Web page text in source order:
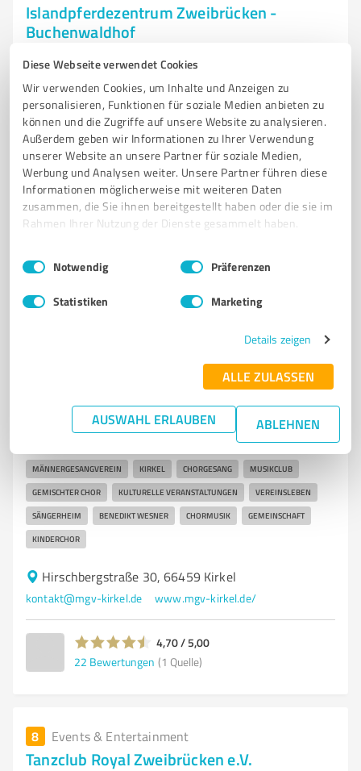
Diese Webseite verwendet Cookies
Wir verwenden Cookies, um Inhalte und Anzeigen zu
personalisieren, Funktionen für soziale Medien anbieten zu
können und die Zugriffe auf unsere Website zu analysieren.
Außerdem geben wir Informationen zu Ihrer Verwendung
unserer Website an unsere Partner für soziale Medien,
Werbung und Analysen weiter. Unsere Partner führen diese
Informationen möglicherweise mit weiteren Daten
zusammen, die Sie ihnen bereitgestellt haben oder die sie im
Rahmen Ihrer Nutzung der Dienste gesammelt haben.
Impressum Datenschutzbestimmungen
Einwilligungsauswahl
Notwendig Präferenzen
Statistiken Marketing
Details zeigen
ALLE ZULASSEN
AUSWAHL ERLAUBEN ABLEHNEN
Islandpferdezentrum Zweibrücken -
Buchenwaldhof
Islandpferdezentrum Zweibrücken - Ihre
ISLANDPFERDEZENTRUM ZWEIBRÜCKEN REITSPORTANLAGE ZUCHT
VERKAUFSPFERDE BERITT REITSTUNDEN JUNGPFERDEAUSBILDUNG
ZUCHTHENGSTE PFERDELIEBE FOHLENBEURTEILUNG
REITERGEMEINSCHAFT
Am Buchenwaldhof 2, 66482 Zweibrücken
4,00 / 5,00
54 Bewertungen (1 Quelle)
Männergesangverein 1848 Kirkel e.V.
Männergesangverein 1848 Kirkel e.V. - Chorgesang
MÄNNERGESANGVEREIN KIRKEL CHORGESANG MUSIKCLUB
GEMISCHTER CHOR KULTURELLE VERANSTALTUNGEN VEREINSLEBEN
SÄNGERHEIM BENEDIKT WESNER CHORMUSIK GEMEINSCHAFT
KINDERCHOR
Hirschbergstraße 30, 66459 Kirkel
kontakt@mgv-kirkel.de www.mgv-kirkel.de/
4,70 / 5,00
22 Bewertungen (1 Quelle)
8 Events & Entertainment
Tanzclub Royal Zweibrücken e.V.